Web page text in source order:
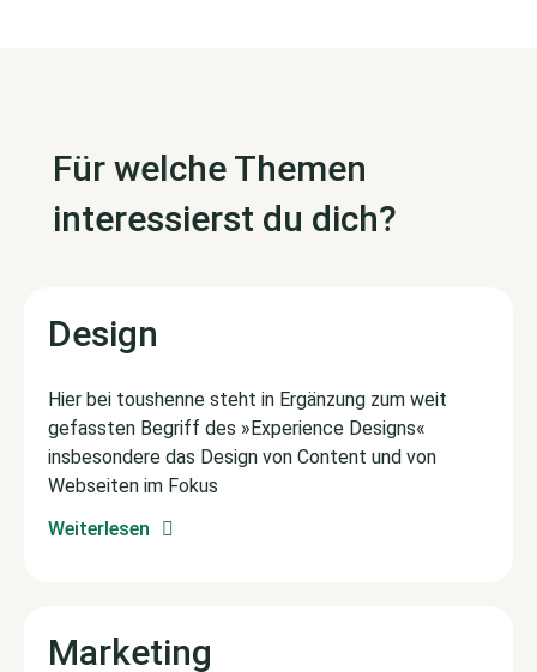
Für welche Themen
interessierst du dich?
Design
Hier bei toushenne steht in Ergänzung zum weit
gefassten Begriff des »Experience Designs«
insbesondere das Design von Content und von
Webseiten im Fokus
Weiterlesen
Marketing